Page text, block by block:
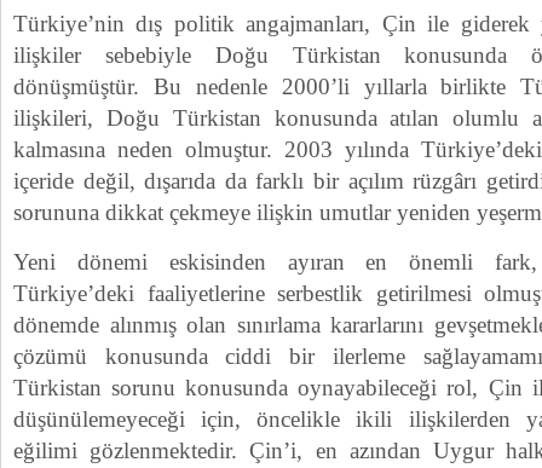
Türkiye’nin dış politik angajmanları, Çin ile
ilişkiler sebebiyle Doğu Türkistan konusunda
dönüşmüştür. Bu nedenle 2000’li yıllarla birlikte
ilişkileri, Doğu Türkistan konusunda atılan olumlu
kalmasına neden olmuştur. 2003 yılında
içeride değil, dışarıda da farklı bir açılım rüzgârı
sorununa dikkat çekmeye ilişkin umutlar yeniden
Yeni dönemi eskisinden ayıran en önemli fark,
Türkiye’deki faaliyetlerine serbestlik getirilmesi
dönemde alınmış olan sınırlama kararlarını
çözümü konusunda ciddi bir ilerleme
Türkistan sorunu konusunda oynayabileceği rol, Çin
düşünülemeyeceği için, öncelikle ikili ilişkilerden
eğilimi gözlenmektedir. Çin’i, en azından Uygur